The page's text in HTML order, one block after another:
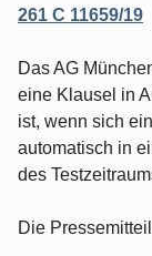
261 C 11659/19
Das AG
eine Klausel in
ist, wenn sich
automatisch in
des
Die